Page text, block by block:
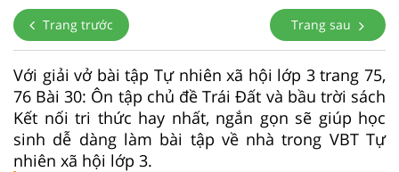
Trang trước Trang sau
Với giải vở bài tập Tự nhiên xã hội lớp 3 trang 75,
76 Bài 30: Ôn tập chủ đề Trái Đất và bầu trời sách
Kết nối tri thức hay nhất, ngắn gọn sẽ giúp học
sinh dễ dàng làm bài tập về nhà trong VBT Tự
nhiên xã hội lớp 3.